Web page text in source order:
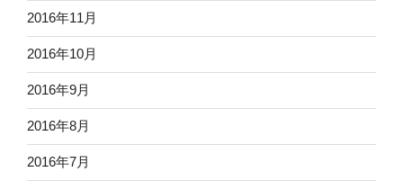
2016年11月
2016年10月
2016年9月
2016年8月
2016年7月